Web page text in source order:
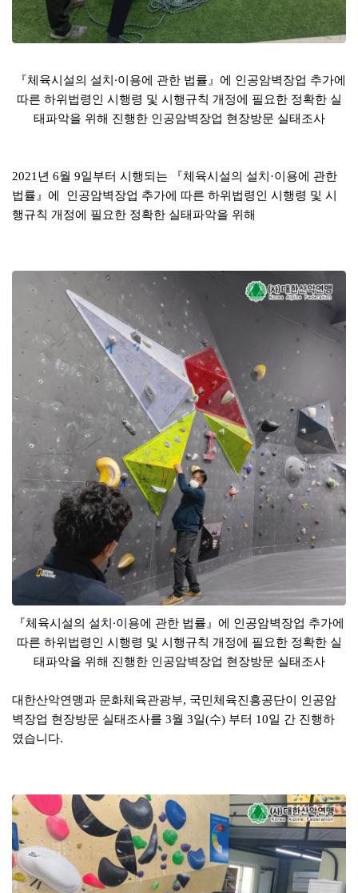
『체육시설의 설치·이용에 관한 법률』에 인공암벽장업 추가에
따른 하위법령인 시행령 및 시행규칙 개정에 필요한 정확한 실
태파악을 위해 진행한 인공암벽장업 현장방문 실태조사
2021 년 6월 9일부터 시행되는 『체육시설의 설치·이용에 관한
법률』에 인공암벽장업 추가에 따른 하위법령인 시행령 및 시
행규칙 개정에 필요한 정확한 실태파악을 위해
​『체육시설의 설치·이용에 관한 법률』에 인공암벽장업 추가에
따른 하위법령인 시행령 및 시행규칙 개정에 필요한 정확한 실
태파악을 위해 진행한 인공암벽장업 현장방문 실태조사
대한산악연맹과 문화체육관광부, 국민체육진흥공단이 인공암
벽장업 현장방문 실태조사를 3월 3일(수) 부터 10일 간 진행하
였습니다.